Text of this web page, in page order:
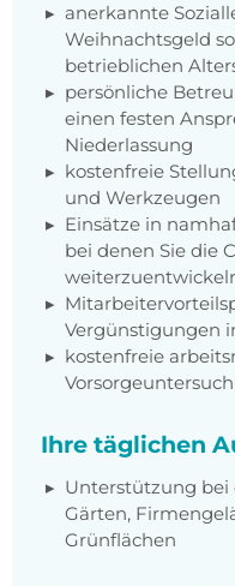
anerkannte
Weihnachtsgeld
betrieblichen
persönliche
einen festen
Niederlassung
kostenfreie
und Werkzeugen
Einsätze in
bei denen Sie die
Vergünstigungen
kostenfreie
Ihre täglichen
Unterstützung bei
Gärten,
Grünflächen